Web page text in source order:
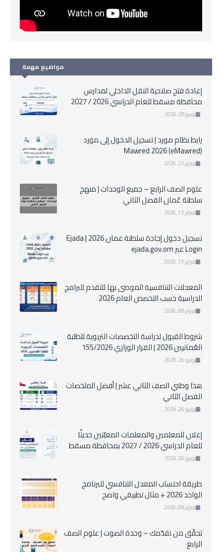
مواضيع مهمة
إعادة فتح صلاحية النقل الداخلي لمدارس
محافظة مسقط للعام الدراسي 2026 / 2027
يونيو 28, 2026
رابط نظام مورد | تسجيل الدخول إلى مورد
Mawred 2026 (eMawred)
فبراير 13, 2026
علوم الصف الرابع – جميع الوحدات | منهج
سلطنة عُمان الفصل الثاني
فبراير 13, 2026
تسجيل دخول إجادة سلطنة عمان 2026 | Ejada
Login عبر ejada.gov.om
فبراير 13, 2026
المعدلات التنافسية الموصى بها للتقدم للبرامج
الدراسية حسب التخصص العام 2026
فبراير 08, 2026
شروط القبول لدراسة التخصصات التربوية للطلبة
العُمانيين 2026 | القرار الوزاري 155/2026
يونيو 26, 2026
هذا وطني الصف الثاني عشر | أفضل الملخصات
الفصل الثاني
يونيو 26, 2026
إعلان للمعلمين والمعلمات المعيّنين حديثًا
للعام الدراسي 2026 / 2027 بمحافظة مسقط
يونيو 26, 2026
طريقة احتساب المعدل التنافسي للبرنامج
الواحد 2026 + مثال تطبيقي واضح
فبراير 08, 2026
تحقّق من تقدّمك – وحدة الصوت | علوم الصف
الرابع